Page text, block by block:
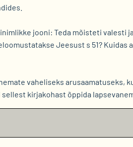
jooni: Teda mõisteti valesti
Jeesust s 51? Kuidas
vaheliseks arusaamatuseks,
kirjakohast õppida